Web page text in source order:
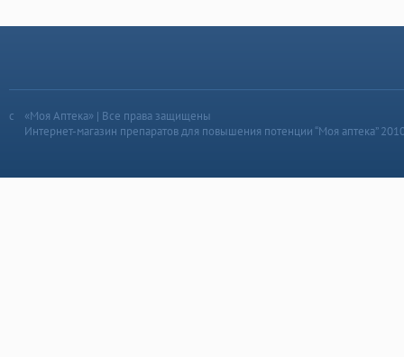
«Моя Аптека» | Все права защищены
Интернет-магазин препаратов для повышения потенции “Моя аптека”